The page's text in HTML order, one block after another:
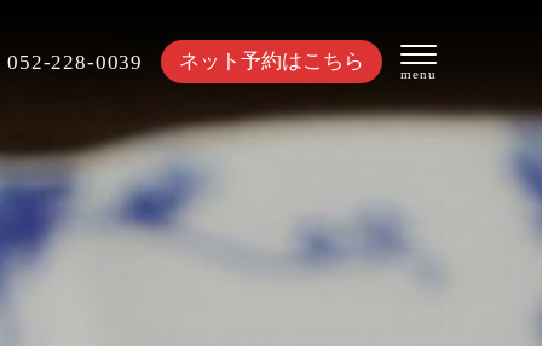
052-228-0039 ネット予約はこちら